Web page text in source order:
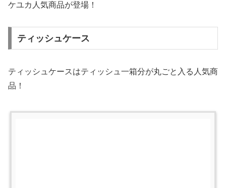
ケユカ人気商品が登場！
ティッシュケース
ティッシュケースはティッシュ一箱分が丸ごと入る人気商
品！